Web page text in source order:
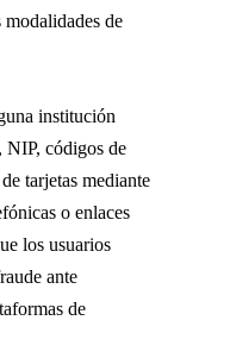
de
institución
NIP, códigos de
tarjetas mediante
o enlaces
los usuarios
ante
de